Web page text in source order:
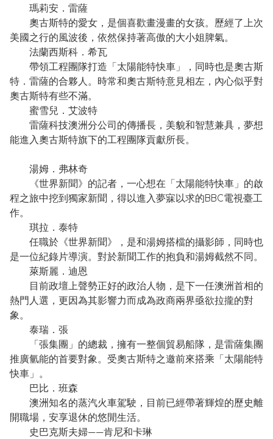
瑪莉安．雷薩
奧古斯特的愛女，是個喜歡畫漫畫的女孩。歷經了上次
美國之行的風波後，依然保持著高傲的大小姐脾氣。
法蘭西斯科．希瓦
帶領工程團隊打造「太陽能特快車」，同時也是奧古斯
特．雷薩的合夥人。時常和奧古斯特意見相左，內心似乎對
奧古斯特有些不滿。
蜜雪兒．艾波特
雷薩科技澳洲分公司的傳播長，美貌和智慧兼具，夢想
能進入奧古斯特旗下的工程團隊貢獻所長。
湯姆．弗林奇
《世界新聞》的記者，一心想在「太陽能特快車」的啟
程之旅中挖到獨家新聞，得以進入夢寐以求的BBC電視臺工
作。
琪拉．泰特
任職於《世界新聞》，是和湯姆搭檔的攝影師，同時也
是一位紀錄片導演。對於新聞工作的抱負和湯姆截然不同。
萊斯麗．迪恩
目前政壇上聲勢正好的政治人物，是下一任澳洲首相的
熱門人選，更因為其影響力而成為政商兩界亟欲拉攏的對
象。
泰瑞．張
「張集團」的總裁，擁有一整個貿易船隊，是雷薩集團
推廣氫能的首要對象。受奧古斯特之邀前來搭乘「太陽能特
快車」。
巴比．班森
澳洲知名的蒸汽火車駕駛，目前已經帶著輝煌的歷史離
開職場，安享退休的悠閒生活。
史巴克斯夫婦——肯尼和卡琳